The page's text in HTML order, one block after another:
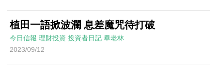
植田一語掀波瀾 息差魔咒待打破
今日信報 理財投資 投資者日記 畢老林
2023/09/12